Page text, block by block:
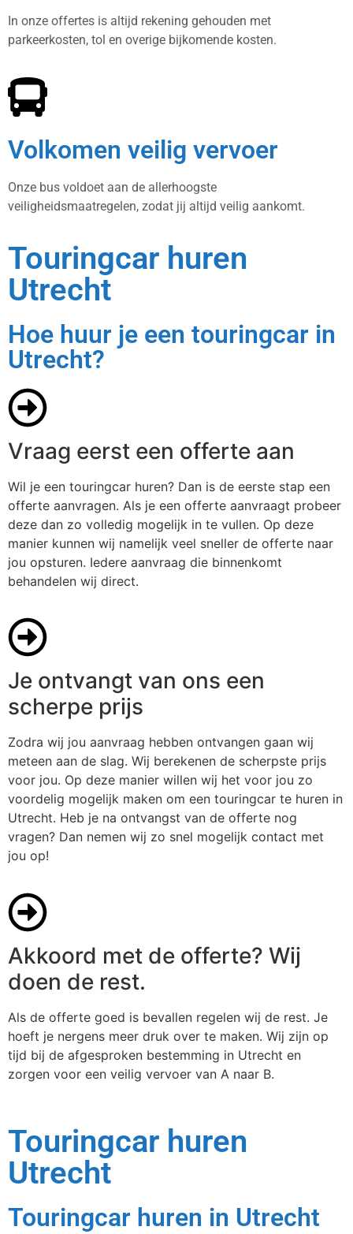
In onze offertes is altijd rekening gehouden met
parkeerkosten, tol en overige bijkomende kosten.
Volkomen veilig vervoer
Onze bus voldoet aan de allerhoogste
veiligheidsmaatregelen, zodat jij altijd veilig aankomt.
Touringcar huren
Utrecht
Hoe huur je een touringcar in
Utrecht?
Vraag eerst een offerte aan
Wil je een touringcar huren? Dan is de eerste stap een
offerte aanvragen. Als je een offerte aanvraagt probeer
deze dan zo volledig mogelijk in te vullen. Op deze
manier kunnen wij namelijk veel sneller de offerte naar
jou opsturen. Iedere aanvraag die binnenkomt
behandelen wij direct.
Je ontvangt van ons een
scherpe prijs
Zodra wij jou aanvraag hebben ontvangen gaan wij
meteen aan de slag. Wij berekenen de scherpste prijs
voor jou. Op deze manier willen wij het voor jou zo
voordelig mogelijk maken om een touringcar te huren in
Utrecht. Heb je na ontvangst van de offerte nog
vragen? Dan nemen wij zo snel mogelijk contact met
jou op!
Akkoord met de offerte? Wij
doen de rest.
Als de offerte goed is bevallen regelen wij de rest. Je
hoeft je nergens meer druk over te maken. Wij zijn op
tijd bij de afgesproken bestemming in Utrecht en
zorgen voor een veilig vervoer van A naar B.
Touringcar huren
Utrecht
Touringcar huren in Utrecht